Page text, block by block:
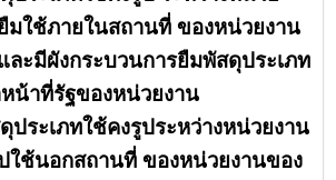
มใช้ภายในสถานที่ ของหน่วยงาน
ละมีผังกระบวนการยืมพัสดุประเภท
น้าที่รัฐของหน่วยงาน
ประเภทใช้คงรูประหว่างหน่วยงาน
ใช้นอกสถานที่ ของหน่วยงานของ